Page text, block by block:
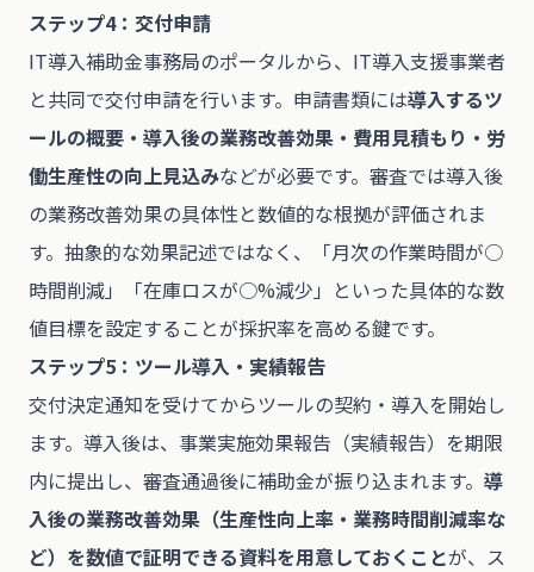
ステップ4：交付申請
IT導入補助金事務局のポータルから、IT導入支援事業者
と共同で交付申請を行います。申請書類には導入するツ
ールの概要・導入後の業務改善効果・費用見積もり・労
働生産性の向上見込みなどが必要です。審査では導入後
の業務改善効果の具体性と数値的な根拠が評価されま
す。抽象的な効果記述ではなく、「月次の作業時間が○
時間削減」「在庫ロスが○%減少」といった具体的な数
値目標を設定することが採択率を高める鍵です。
ステップ5：ツール導入・実績報告
交付決定通知を受けてからツールの契約・導入を開始し
ます。導入後は、事業実施効果報告（実績報告）を期限
内に提出し、審査通過後に補助金が振り込まれます。 導
入後の業務改善効果（生産性向上率・業務時間削減率な
ど）を数値で証明できる資料を用意しておくことが、ス